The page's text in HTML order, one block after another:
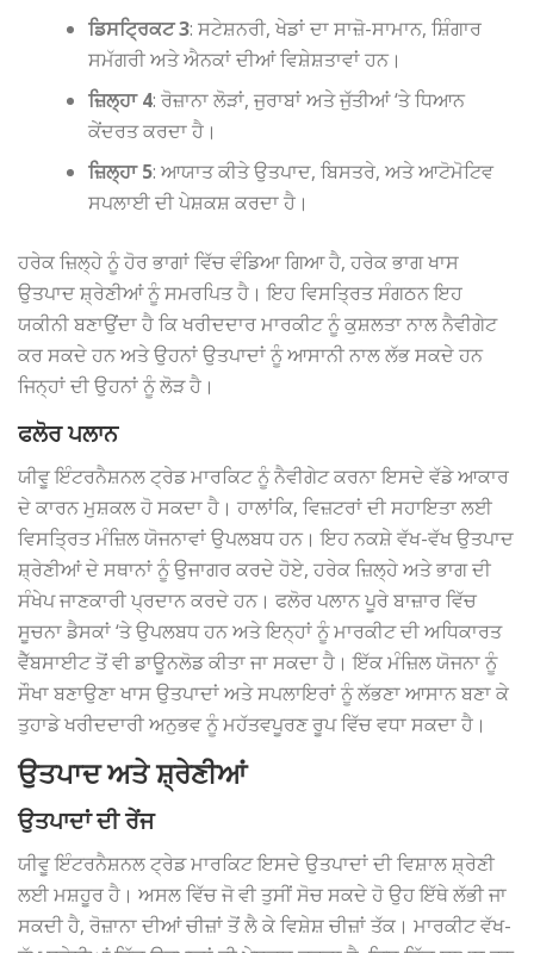
ਡਿਸਟ੍ਰਿਕਟ 3: ਸਟੇਸ਼ਨਰੀ, ਖੇਡਾਂ ਦਾ ਸਾਜ਼ੋ-ਸਾਮਾਨ, ਸ਼ਿੰਗਾਰ
ਸਮੱਗਰੀ ਅਤੇ ਐਨਕਾਂ ਦੀਆਂ ਵਿਸ਼ੇਸ਼ਤਾਵਾਂ ਹਨ।
ਜ਼ਿਲ੍ਹਾ 4: ਰੋਜ਼ਾਨਾ ਲੋੜਾਂ, ਜੁਰਾਬਾਂ ਅਤੇ ਜੁੱਤੀਆਂ ‘ਤੇ ਧਿਆਨ
ਕੇਂਦਰਤ ਕਰਦਾ ਹੈ।
ਜ਼ਿਲ੍ਹਾ 5: ਆਯਾਤ ਕੀਤੇ ਉਤਪਾਦ, ਬਿਸਤਰੇ, ਅਤੇ ਆਟੋਮੋਟਿਵ
ਸਪਲਾਈ ਦੀ ਪੇਸ਼ਕਸ਼ ਕਰਦਾ ਹੈ।
ਹਰੇਕ ਜ਼ਿਲ੍ਹੇ ਨੂੰ ਹੋਰ ਭਾਗਾਂ ਵਿੱਚ ਵੰਡਿਆ ਗਿਆ ਹੈ, ਹਰੇਕ ਭਾਗ ਖਾਸ
ਉਤਪਾਦ ਸ਼੍ਰੇਣੀਆਂ ਨੂੰ ਸਮਰਪਿਤ ਹੈ। ਇਹ ਵਿਸਤ੍ਰਿਤ ਸੰਗਠਨ ਇਹ
ਯਕੀਨੀ ਬਣਾਉਂਦਾ ਹੈ ਕਿ ਖਰੀਦਦਾਰ ਮਾਰਕੀਟ ਨੂੰ ਕੁਸ਼ਲਤਾ ਨਾਲ ਨੈਵੀਗੇਟ
ਕਰ ਸਕਦੇ ਹਨ ਅਤੇ ਉਹਨਾਂ ਉਤਪਾਦਾਂ ਨੂੰ ਆਸਾਨੀ ਨਾਲ ਲੱਭ ਸਕਦੇ ਹਨ
ਜਿਨ੍ਹਾਂ ਦੀ ਉਹਨਾਂ ਨੂੰ ਲੋੜ ਹੈ।
ਫਲੋਰ ਪਲਾਨ
ਯੀਵੂ ਇੰਟਰਨੈਸ਼ਨਲ ਟ੍ਰੇਡ ਮਾਰਕਿਟ ਨੂੰ ਨੈਵੀਗੇਟ ਕਰਨਾ ਇਸਦੇ ਵੱਡੇ ਆਕਾਰ
ਦੇ ਕਾਰਨ ਮੁਸ਼ਕਲ ਹੋ ਸਕਦਾ ਹੈ। ਹਾਲਾਂਕਿ, ਵਿਜ਼ਟਰਾਂ ਦੀ ਸਹਾਇਤਾ ਲਈ
ਵਿਸਤ੍ਰਿਤ ਮੰਜ਼ਿਲ ਯੋਜਨਾਵਾਂ ਉਪਲਬਧ ਹਨ। ਇਹ ਨਕਸ਼ੇ ਵੱਖ-ਵੱਖ ਉਤਪਾਦ
ਸ਼੍ਰੇਣੀਆਂ ਦੇ ਸਥਾਨਾਂ ਨੂੰ ਉਜਾਗਰ ਕਰਦੇ ਹੋਏ, ਹਰੇਕ ਜ਼ਿਲ੍ਹੇ ਅਤੇ ਭਾਗ ਦੀ
ਸੰਖੇਪ ਜਾਣਕਾਰੀ ਪ੍ਰਦਾਨ ਕਰਦੇ ਹਨ। ਫਲੋਰ ਪਲਾਨ ਪੂਰੇ ਬਾਜ਼ਾਰ ਵਿੱਚ
ਸੂਚਨਾ ਡੈਸਕਾਂ ‘ਤੇ ਉਪਲਬਧ ਹਨ ਅਤੇ ਇਨ੍ਹਾਂ ਨੂੰ ਮਾਰਕੀਟ ਦੀ ਅਧਿਕਾਰਤ
ਵੈੱਬਸਾਈਟ ਤੋਂ ਵੀ ਡਾਊਨਲੋਡ ਕੀਤਾ ਜਾ ਸਕਦਾ ਹੈ। ਇੱਕ ਮੰਜ਼ਿਲ ਯੋਜਨਾ ਨੂੰ
ਸੌਖਾ ਬਣਾਉਣਾ ਖਾਸ ਉਤਪਾਦਾਂ ਅਤੇ ਸਪਲਾਇਰਾਂ ਨੂੰ ਲੱਭਣਾ ਆਸਾਨ ਬਣਾ ਕੇ
ਤੁਹਾਡੇ ਖਰੀਦਦਾਰੀ ਅਨੁਭਵ ਨੂੰ ਮਹੱਤਵਪੂਰਣ ਰੂਪ ਵਿੱਚ ਵਧਾ ਸਕਦਾ ਹੈ।
ਉਤਪਾਦ ਅਤੇ ਸ਼੍ਰੇਣੀਆਂ
ਉਤਪਾਦਾਂ ਦੀ ਰੇਂਜ
ਯੀਵੂ ਇੰਟਰਨੈਸ਼ਨਲ ਟ੍ਰੇਡ ਮਾਰਕਿਟ ਇਸਦੇ ਉਤਪਾਦਾਂ ਦੀ ਵਿਸ਼ਾਲ ਸ਼੍ਰੇਣੀ
ਲਈ ਮਸ਼ਹੂਰ ਹੈ। ਅਸਲ ਵਿੱਚ ਜੋ ਵੀ ਤੁਸੀਂ ਸੋਚ ਸਕਦੇ ਹੋ ਉਹ ਇੱਥੇ ਲੱਭੀ ਜਾ
ਸਕਦੀ ਹੈ, ਰੋਜ਼ਾਨਾ ਦੀਆਂ ਚੀਜ਼ਾਂ ਤੋਂ ਲੈ ਕੇ ਵਿਸ਼ੇਸ਼ ਚੀਜ਼ਾਂ ਤੱਕ। ਮਾਰਕੀਟ ਵੱਖ-